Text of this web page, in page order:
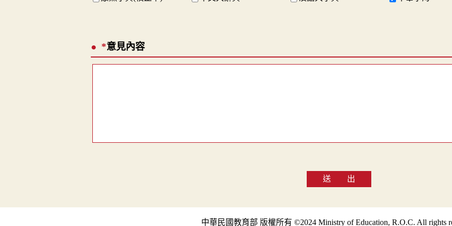
*意見內容
送 出
中華民國教育部 版權所有 ©2024 Ministry of Education, R.O.C. All rights